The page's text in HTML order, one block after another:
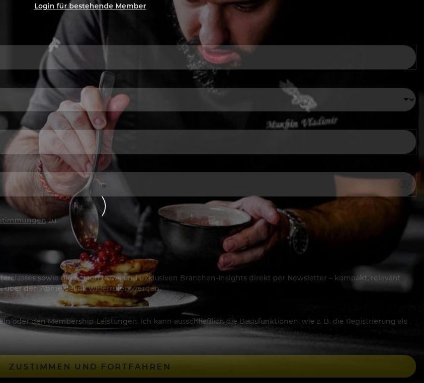
Login für bestehende Member
zu.
sowie die besten News und exklusiven Branchen-Insights direkt per Newsletter – kompakt, relevant
über den Abmeldelink widerrufen werden.
oder den Membership-Leistungen. Ich kann ausschließlich die Basisfunktionen, wie z. B. die Registrierung als
ZUSTIMMEN UND FORTFAHREN